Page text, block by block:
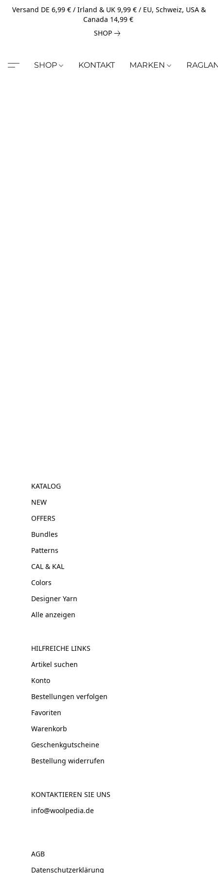
Versand DE 6,99 € / Irland & UK 9,99 € / EU, Schweiz, USA &
Canada 14,99 €
SHOP
SHOP KONTAKT MARKEN
KATALOG
NEW
OFFERS
Bundles
Patterns
CAL & KAL
Colors
Designer Yarn
Alle anzeigen
HILFREICHE LINKS
Artikel suchen
Konto
Bestellungen verfolgen
Favoriten
Warenkorb
Geschenkgutscheine
Bestellung widerrufen
KONTAKTIEREN SIE UNS
info@woolpedia.de
AGB
Datenschutzerklärung